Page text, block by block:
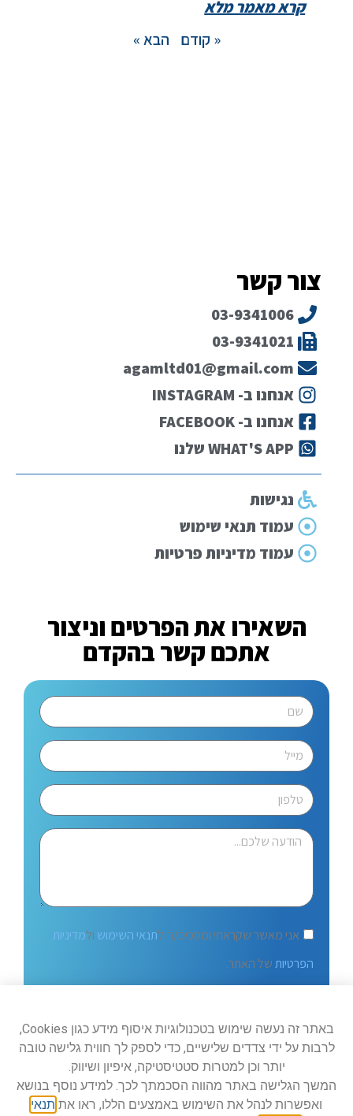
קרא מאמר מלא
« קודם
הבא »
צור קשר
03-9341006
03-9341021
agamltd01@gmail.com
אנחנו ב- INSTAGRAM
אנחנו ב- FACEBOOK
WHAT'S APP שלנו
נגישות
עמוד תנאי שימוש
עמוד מדיניות פרטיות
השאירו את הפרטים וניצור
אתכם קשר בהקדם
אני מאשר שקראתי ומסכים/ה לתנאי השימוש ולמדיניות
הפרטיותשל האתר.
באתר זה נעשה שימוש בטכנולוגיות איסוף מידע כגון Cookies,
לרבות על ידי צדדים שלישיים, כדי לספק לך חווית גלישה טובה
יותר וכן למטרות סטטיסטיקה, איפיון ושיווק.
המשך הגלישה באתר מהווה הסכמתך לכך. למידע נוסף בנושא
ואפשרות לנהל את השימוש באמצעים הללו, ראו את תנאי